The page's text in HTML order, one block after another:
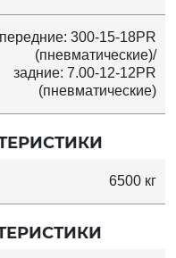
передние: 300-15-18PR
(пневматические)/
задние: 7.00-12-12PR
(пневматические)
6500 кг